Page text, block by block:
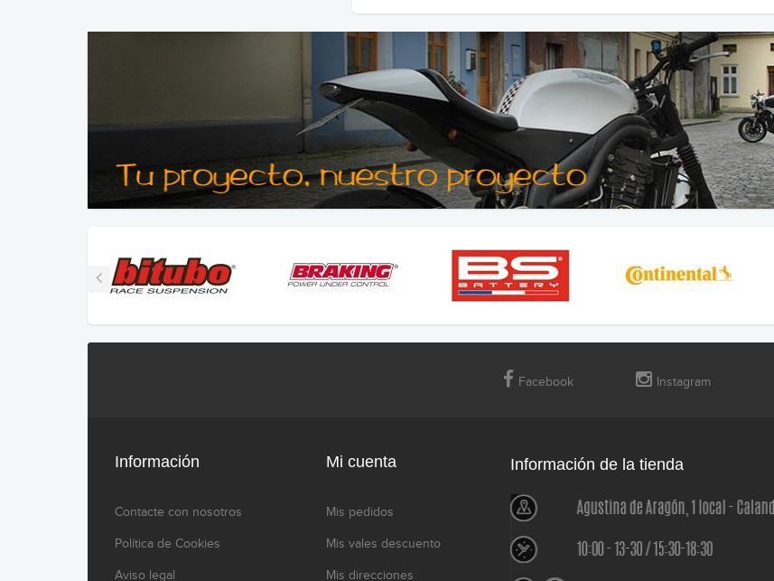
Facebook Instagram
Información
Contacte con nosotros
Política de Cookies
Aviso legal
Mi cuenta
Mis pedidos
Mis vales descuento
Mis direcciones
Información de la tienda